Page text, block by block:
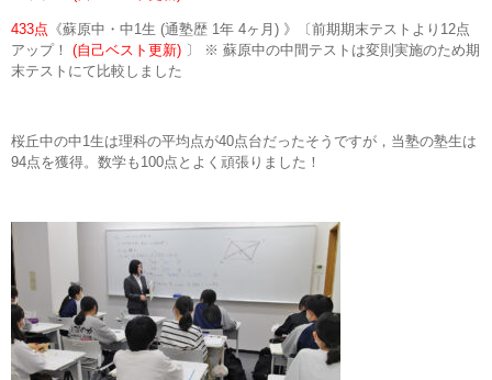
433点 《蘇原中・中1生 (通塾歴 1年 4ヶ月) 》〔前期期末テストより12点
アップ！ (自己ベスト更新) 〕 ※ 蘇原中の中間テストは変則実施のため期
末テストにて比較しました
桜丘中の中1生は理科の平均点が40点台だったそうですが，当塾の塾生は
94点を獲得。数学も100点とよく頑張りました！